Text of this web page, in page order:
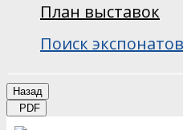
План выставок
Поиск экспонатов
Назад
PDF